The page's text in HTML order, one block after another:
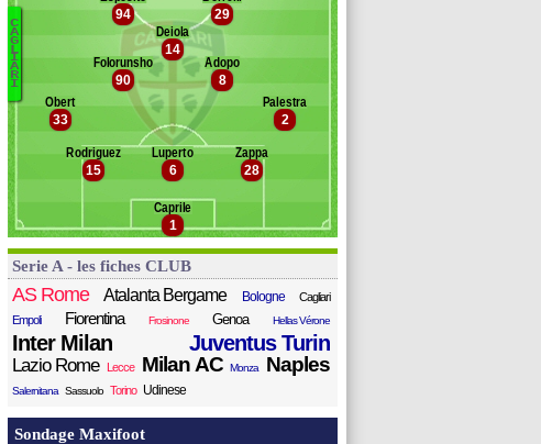
Ahanor
Banc des remplaçantsCagliari
Pintus
Rog
Di Pardo
Mazzitelli
Idrissi
Radunovic
Ciocci
C
A
G
L
I
A
R
I
1
Caprile
28
Zappa
6
Luperto
15
Rodriguez
2
Palestra
33
Obert
8
Adopo
90
Folorunsho
14
Deiola
29
94
Serie A - les fiches CLUB
AS Rome Atalanta Bergame Bologne
Cagliari
Empoli
Fiorentina Frosinone Genoa Hellas Vérone
Inter Milan Juventus Turin
Lazio Rome Lecce Milan AC Monza Naples
Salernitana Sassuolo Torino Udinese
Sondage Maxifoot